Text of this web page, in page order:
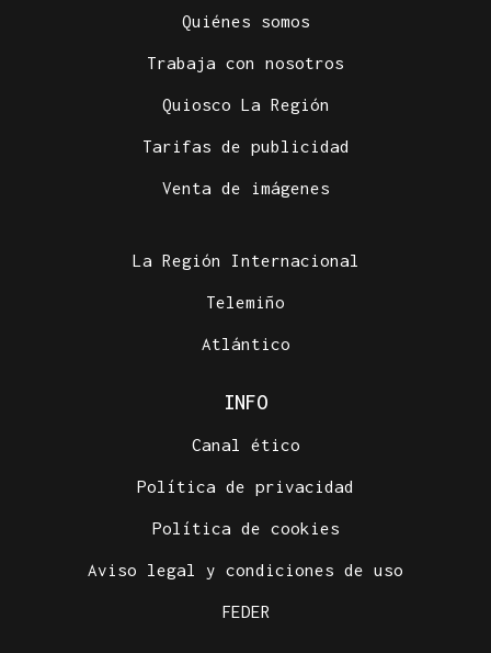
Quiénes somos
Trabaja con nosotros
Quiosco La Región
Tarifas de publicidad
Venta de imágenes
La Región Internacional
Telemiño
Atlántico
INFO
Canal ético
Política de privacidad
Política de cookies
Aviso legal y condiciones de uso
FEDER